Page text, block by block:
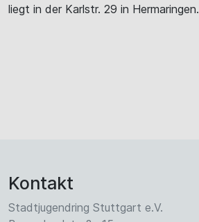
liegt in der Karlstr. 29 in Hermaringen.
Kontakt
Stadtjugendring Stuttgart e.V.